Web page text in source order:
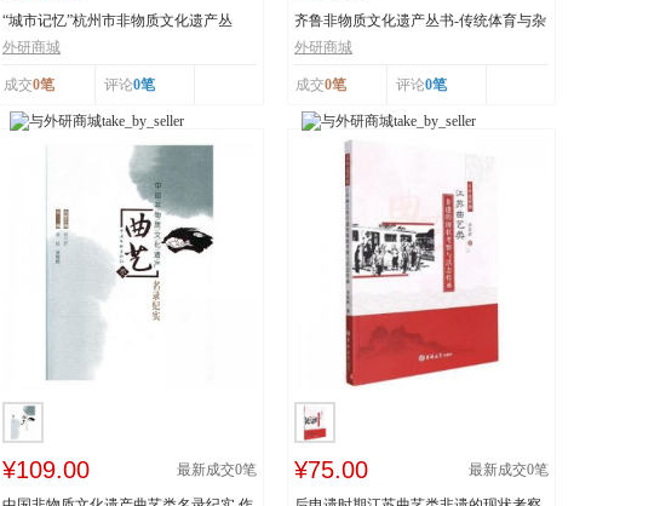
“城市记忆”杭州市非物质文化遗产丛
书：传统体育游艺...
外研商城
成交0笔 评论0笔
齐鲁非物质文化遗产丛书-传统体育与杂
技 王丕琢 山...
外研商城
成交0笔 评论0笔
¥109.00 最新成交0笔 ¥75.00 最新成交0笔